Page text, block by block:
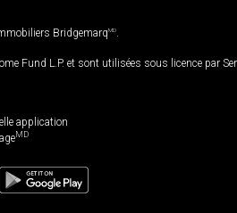
BridgemarqMD
Fund L.P. et sont utilisées sous licence par
application
MD